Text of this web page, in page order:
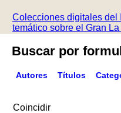
Colecciones digitales del
temático sobre el Gran
Buscar por
Autores Títulos
Coincidir